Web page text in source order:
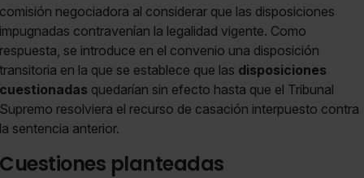
comisión negociadora al considerar que las disposiciones
impugnadas contravenían la legalidad vigente. Como
respuesta, se introduce en el convenio una disposición
transitoria en la que se establece que las disposiciones
cuestionadas quedarían sin efecto hasta que el Tribunal
Supremo resolviera el recurso de casación interpuesto contra
la sentencia anterior.
Cuestiones planteadas